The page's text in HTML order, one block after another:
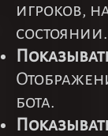
игроков,
состоянии.
бота.